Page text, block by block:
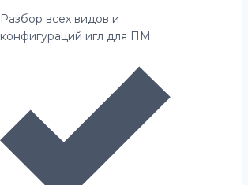
Разбор всех видов и
конфигураций игл для ПМ.